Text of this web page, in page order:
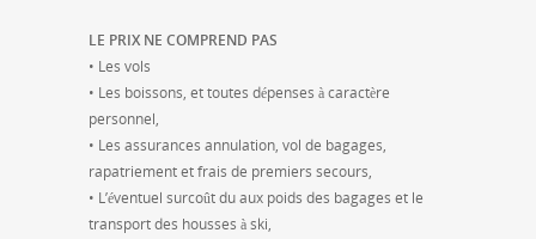
LE PRIX NE COMPREND PAS
• Les vols
• Les boissons, et toutes dépenses à caractère
personnel,
• Les assurances annulation, vol de bagages,
rapatriement et frais de premiers secours,
• L’éventuel surcoût du aux poids des bagages et le
transport des housses à ski,